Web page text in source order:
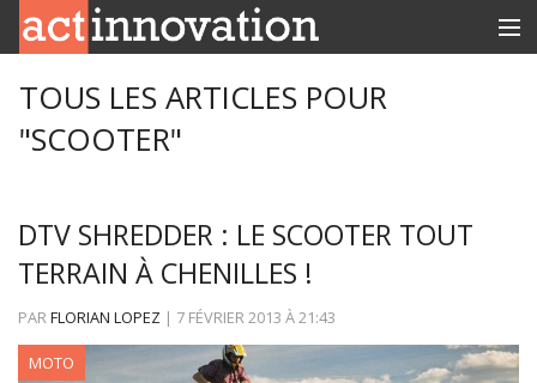
INNOBOX
TOUS LES ARTICLES POUR
"SCOOTER"
DTV SHREDDER : LE SCOOTER TOUT
TERRAIN À CHENILLES !
PARFLORIAN LOPEZ | 7 FÉVRIER 2013 À21:43
MOTO